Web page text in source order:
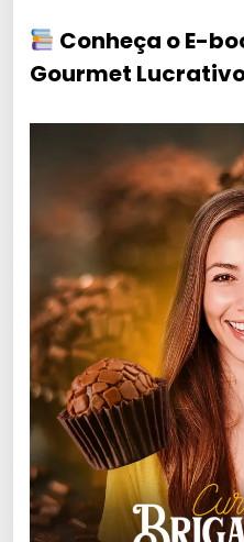
Conheça o E-
Gourmet